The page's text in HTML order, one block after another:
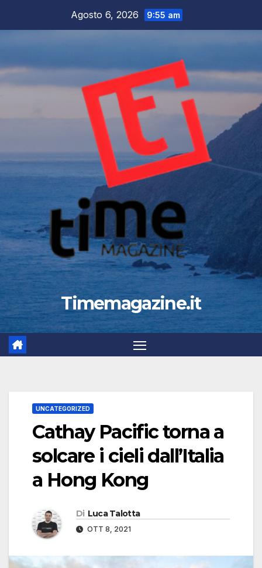
Agosto 6, 2026 9:55 am
Timemagazine.it
UNCATEGORIZED
Cathay Pacific torna a
solcare i cieli dall’Italia
a Hong Kong
Di Luca Talotta
OTT 8, 2021